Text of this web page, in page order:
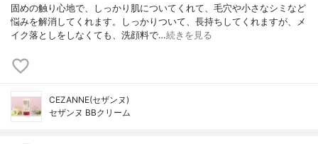
固めの触り心地で、しっかり肌についてくれて、毛穴や小さなシミなど
悩みを解消してくれます。しっかりついて、長持ちしてくれますが、メ
イク落としをしなくても、洗顔料で…続きを見る
CEZANNE(セザンヌ)
セザンヌ BBクリーム